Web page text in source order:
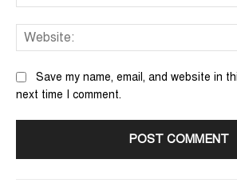
Save my name, email, and website in
next time I comment.